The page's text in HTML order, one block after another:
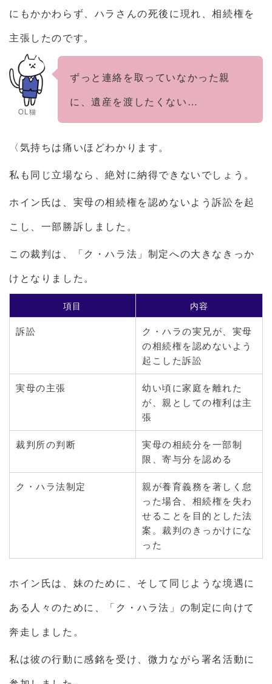
にもかかわらず、ハラさんの死後に現れ、相続権を
主張したのです。
OL猫
ずっと連絡を取っていなかった親
に、遺産を渡したくない…
〈気持ちは痛いほどわかります。
私も同じ立場なら、絶対に納得できないでしょう。
ホイン氏は、実母の相続権を認めないよう訴訟を起
こし、一部勝訴しました。
この裁判は、「ク・ハラ法」制定への大きなきっか
けとなりました。
項目
内容
訴訟
ク・ハラの実兄が、実母
の相続権を認めないよう
起こした訴訟
実母の主張
幼い頃に家庭を離れた
が、親としての権利は主
張
裁判所の判断
実母の相続分を一部制
限、寄与分を認める
ク・ハラ法制定
親が養育義務を著しく怠
った場合、相続権を失わ
せることを目的とした法
案。裁判のきっかけにな
った
ホイン氏は、妹のために、そして同じような境遇に
ある人々のために、「ク・ハラ法」の制定に向けて
奔走しました。
私は彼の行動に感銘を受け、微力ながら署名活動に